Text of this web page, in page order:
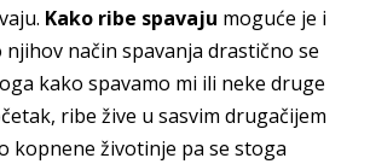
Kako ribe spavaju moguće je i
njihov način spavanja drastično se
kako spavamo mi ili neke druge
ribe žive u sasvim drugačijem
kopnene životinje pa se stoga